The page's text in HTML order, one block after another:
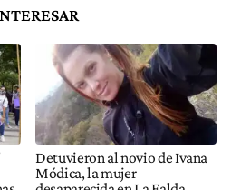
Detuvieron al novio de Ivana
Módica, la mujer